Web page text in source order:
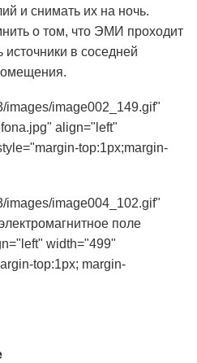
и снимать их на ночь.
о том, что ЭМИ проходит
источники в соседней
images/image002_149.gif"
align="left"
top:1px;margin-
images/image004_102.gif"
поле
width="499"
top:1px; margin-